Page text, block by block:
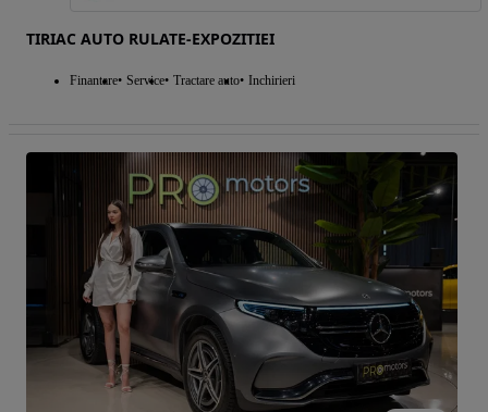
TIRIAC AUTO RULATE-EXPOZITIEI
Finantare Service Tractare auto Inchirieri